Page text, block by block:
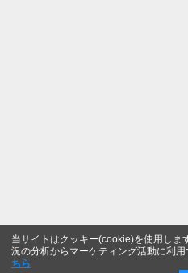
当サイトはクッキー(cookie)を使用しま
況の分析からマーケティング活動に利用
ちら